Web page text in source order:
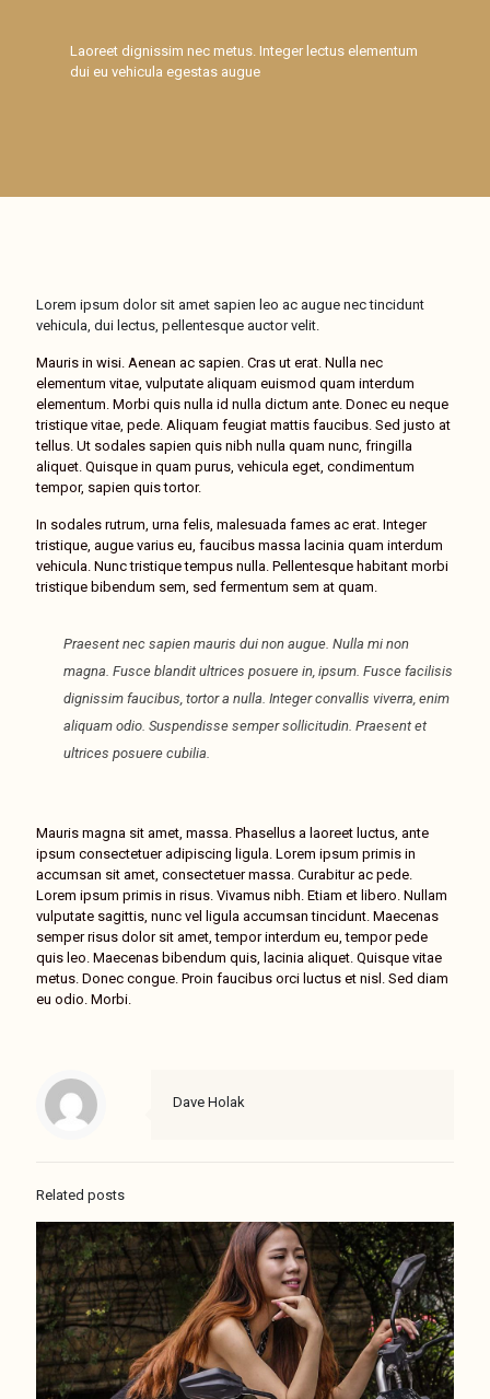
Laoreet dignissim nec metus. Integer lectus elementum
dui eu vehicula egestas augue
Lorem ipsum dolor sit amet sapien leo ac augue nec tincidunt
vehicula, dui lectus, pellentesque auctor velit.
Mauris in wisi. Aenean ac sapien. Cras ut erat. Nulla nec
elementum vitae, vulputate aliquam euismod quam interdum
elementum. Morbi quis nulla id nulla dictum ante. Donec eu neque
tristique vitae, pede. Aliquam feugiat mattis faucibus. Sed justo at
tellus. Ut sodales sapien quis nibh nulla quam nunc, fringilla
aliquet. Quisque in quam purus, vehicula eget, condimentum
tempor, sapien quis tortor.
In sodales rutrum, urna felis, malesuada fames ac erat. Integer
tristique, augue varius eu, faucibus massa lacinia quam interdum
vehicula. Nunc tristique tempus nulla. Pellentesque habitant morbi
tristique bibendum sem, sed fermentum sem at quam.
Praesent nec sapien mauris dui non augue. Nulla mi non
magna. Fusce blandit ultrices posuere in, ipsum. Fusce facilisis
dignissim faucibus, tortor a nulla. Integer convallis viverra, enim
aliquam odio. Suspendisse semper sollicitudin. Praesent et
ultrices posuere cubilia.
Mauris magna sit amet, massa. Phasellus a laoreet luctus, ante
ipsum consectetuer adipiscing ligula. Lorem ipsum primis in
accumsan sit amet, consectetuer massa. Curabitur ac pede.
Lorem ipsum primis in risus. Vivamus nibh. Etiam et libero. Nullam
vulputate sagittis, nunc vel ligula accumsan tincidunt. Maecenas
semper risus dolor sit amet, tempor interdum eu, tempor pede
quis leo. Maecenas bibendum quis, lacinia aliquet. Quisque vitae
metus. Donec congue. Proin faucibus orci luctus et nisl. Sed diam
eu odio. Morbi.
Dave Holak
Related posts